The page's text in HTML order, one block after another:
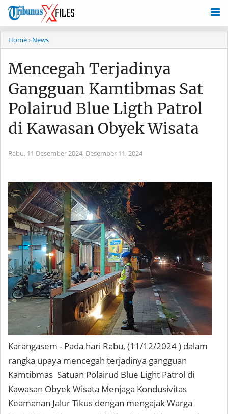
Home› News
Mencegah Terjadinya
Gangguan Kamtibmas Sat
Polairud Blue Ligth Patrol
di Kawasan Obyek Wisata
Rabu, 11 Desember 2024, Desember 11, 2024
Karangasem - Pada hari Rabu, (11/12/2024 ) dalam
rangka upaya mencegah terjadinya gangguan
Kamtibmas Satuan Polairud Blue Light Patrol di
Kawasan Obyek Wisata Menjaga Kondusivitas
Keamanan Jalur Tikus dengan mengajak Warga